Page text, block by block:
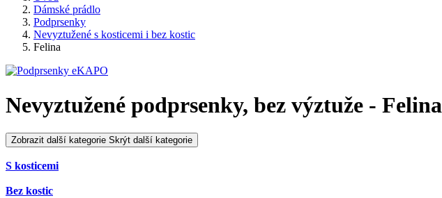
Dámské prádlo
Podprsenky
Nevyztužené s kosticemi i bez kostic
Felina
Nevyztužené podprsenky, bez výztuže - Felina
Zobrazit další kategorie Skrýt další kategorie
S kosticemi
Bez kostic